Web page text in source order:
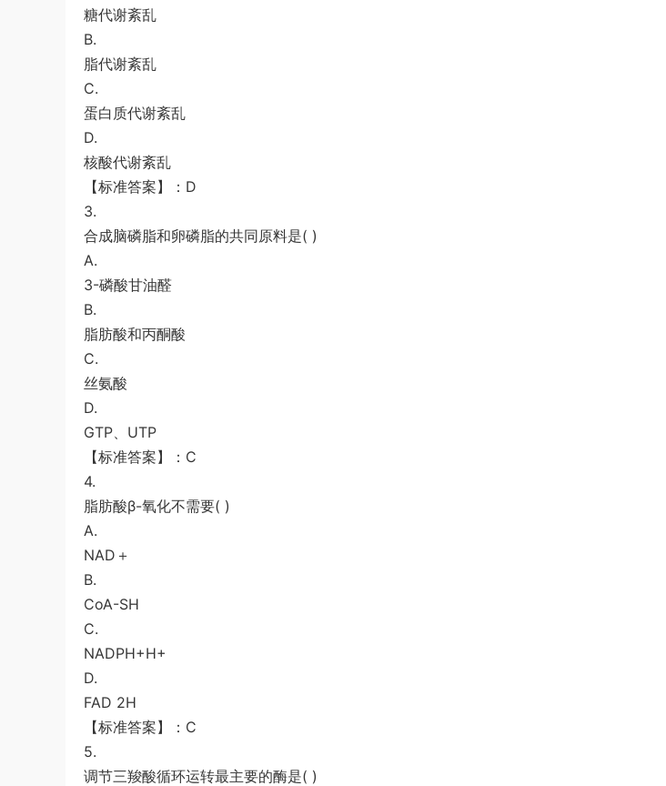
糖代谢紊乱
B.
脂代谢紊乱
C.
蛋白质代谢紊乱
D.
核酸代谢紊乱
【标准答案】：D
3.
合成脑磷脂和卵磷脂的共同原料是( )
A.
3-磷酸甘油醛
B.
脂肪酸和丙酮酸
C.
丝氨酸
D.
GTP、UTP
【标准答案】：C
4.
脂肪酸β-氧化不需要( )
A.
NAD＋
B.
CoA-SH
C.
NADPH+H+
D.
FAD 2H
【标准答案】：C
5.
调节三羧酸循环运转最主要的酶是( )